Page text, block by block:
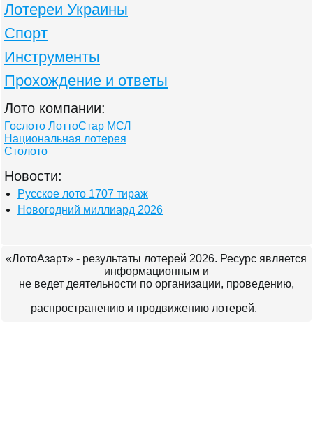
Лотереи Украины
Спорт
Инструменты
Прохождение и ответы
Лото компании:
Гослото ЛоттоСтар МСЛ
Национальная лотерея
Столото
Новости:
Русское лото 1707 тираж
Новогодний миллиард 2026
«ЛотоАзарт» - результаты лотерей 2026. Ресурс является
информационным и
не ведет деятельности по организации, проведению,
распространению и продвижению лотерей.